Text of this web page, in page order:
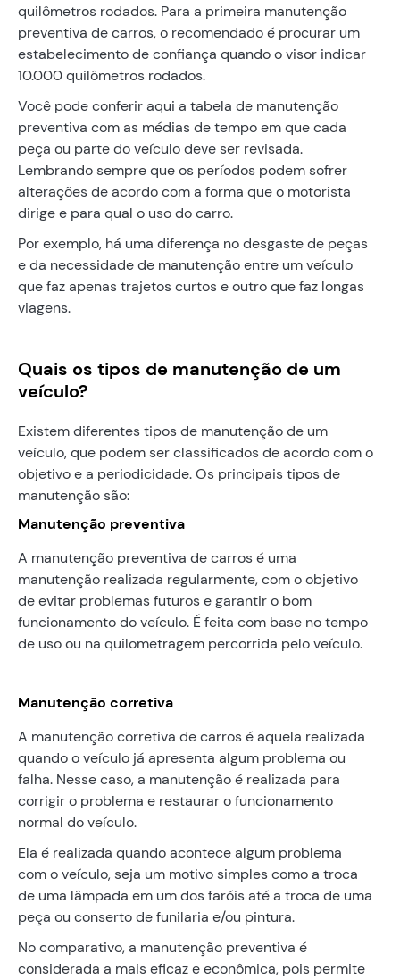
quilômetros rodados. Para a primeira manutenção
preventiva de carros, o recomendado é procurar um
estabelecimento de confiança quando o visor indicar
10.000 quilômetros rodados.
Você pode conferir aqui a tabela de manutenção
preventiva com as médias de tempo em que cada
peça ou parte do veículo deve ser revisada.
Lembrando sempre que os períodos podem sofrer
alterações de acordo com a forma que o motorista
dirige e para qual o uso do carro.
Por exemplo, há uma diferença no desgaste de peças
e da necessidade de manutenção entre um veículo
que faz apenas trajetos curtos e outro que faz longas
viagens.
Quais os tipos de manutenção de um
veículo?
Existem diferentes tipos de manutenção de um
veículo, que podem ser classificados de acordo com o
objetivo e a periodicidade. Os principais tipos de
manutenção são:
Manutenção preventiva
A manutenção preventiva de carros é uma
manutenção realizada regularmente, com o objetivo
de evitar problemas futuros e garantir o bom
funcionamento do veículo. É feita com base no tempo
de uso ou na quilometragem percorrida pelo veículo.
Manutenção corretiva
A manutenção corretiva de carros é aquela realizada
quando o veículo já apresenta algum problema ou
falha. Nesse caso, a manutenção é realizada para
corrigir o problema e restaurar o funcionamento
normal do veículo.
Ela é realizada quando acontece algum problema
com o veículo, seja um motivo simples como a troca
de uma lâmpada em um dos faróis até a troca de uma
peça ou conserto de funilaria e/ou pintura.
No comparativo, a manutenção preventiva é
considerada a mais eficaz e econômica, pois permite